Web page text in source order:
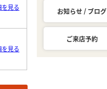
を見る
を見る
お知らせ / ブログ
ご来店予約